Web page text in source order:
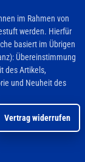
im Rahmen von
werden. Hierfür
basiert im Übrigen
Übereinstimmung
des Artikels,
und Neuheit des
Vertrag widerrufen